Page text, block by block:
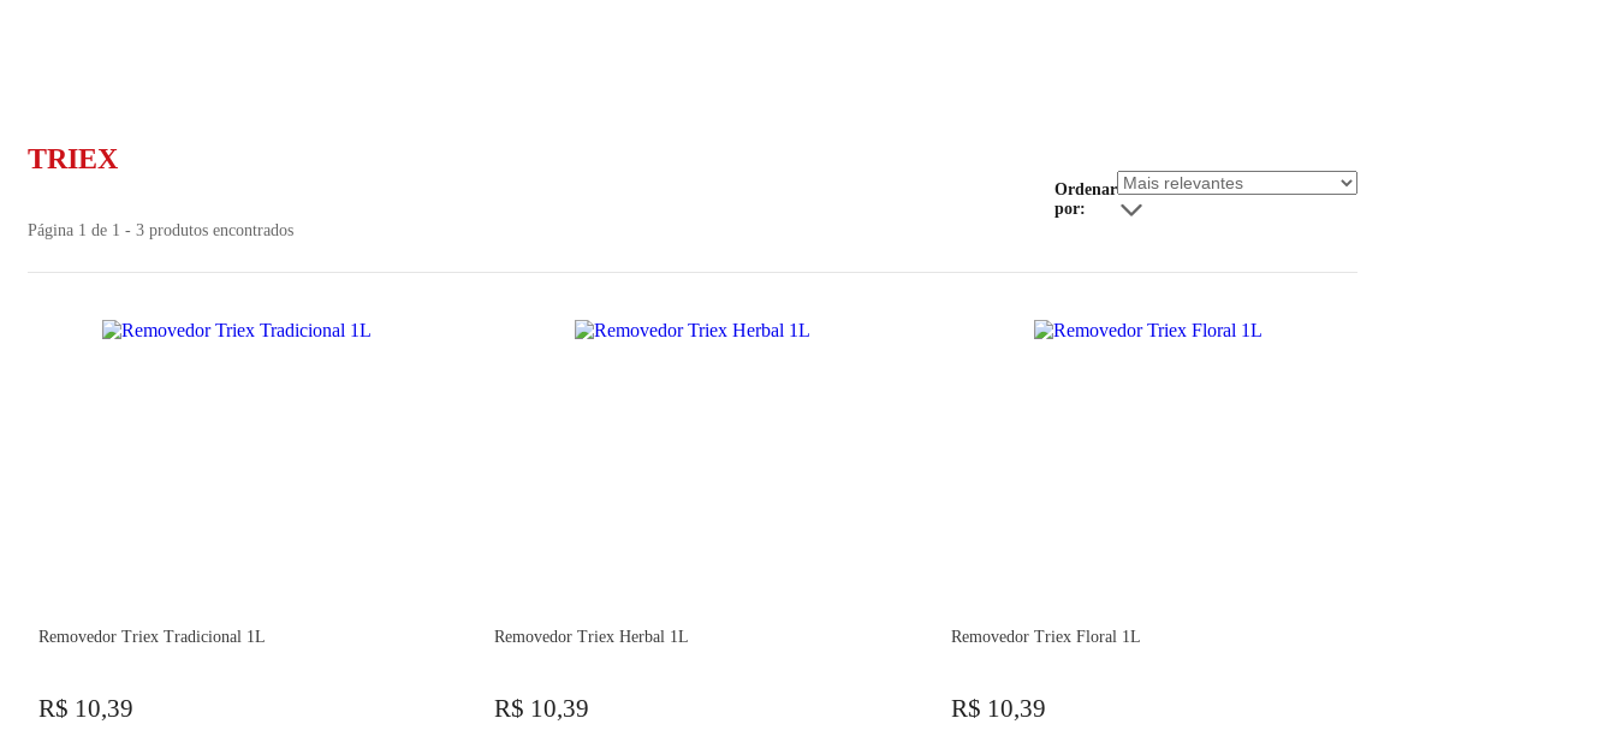
TRIEX
Página 1 de 1 - 3 produtos encontrados
Ordenar
por:
Removedor Triex Tradicional 1L
R$ 10,39
Removedor Triex Herbal 1L
R$ 10,39
Removedor Triex Floral 1L
R$ 10,39